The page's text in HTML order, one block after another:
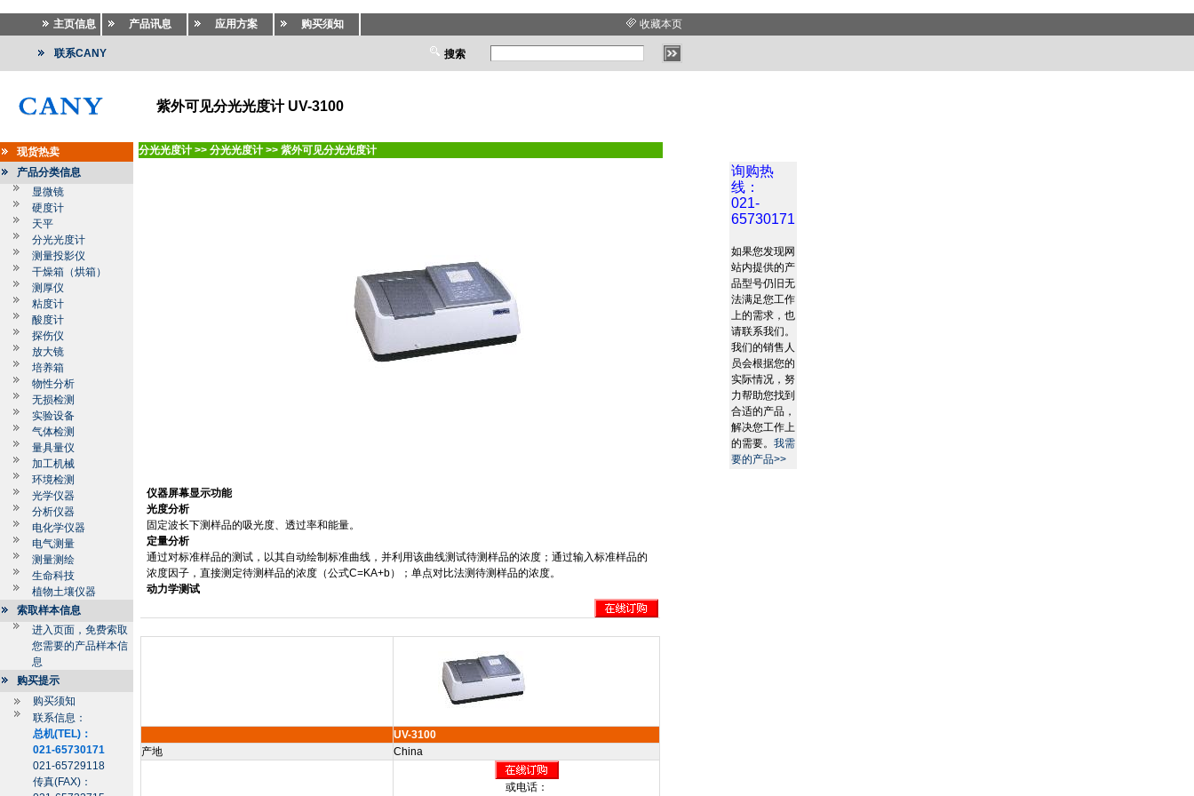
主页信息 产品讯息 应用方案 购买须知 收藏本页
联系CANY 搜索
紫外可见分光光度计 UV-3100
现货热卖
产品分类信息
显微镜
硬度计
天平
分光光度计
测量投影仪
干燥箱（烘箱）
测厚仪
粘度计
酸度计
探伤仪
放大镜
培养箱
物性分析
无损检测
实验设备
气体检测
量具量仪
加工机械
环境检测
光学仪器
分析仪器
电化学仪器
电气测量
测量测绘
生命科技
植物土壤仪器
索取样本信息
进入页面，免费索取
您需要的产品样本信
息
购买提示
购买须知
联系信息：
总机(TEL)：
021-65730171
021-65729118
传真(FAX)：
分光光度计 >> 分光光度计 >> 紫外可见分光光度计
询购热
线：
021-
65730171
如果您发现网
站内提供的产
品型号仍旧无
法满足您工作
上的需求，也
请联系我们。
我们的销售人
员会根据您的
实际情况，努
力帮助您找到
合适的产品，
解决您工作上
的需要。 我需
要的产品>>
仪器屏幕显示功能
光度分析
固定波长下测样品的吸光度、透过率和能量。
定量分析
通过对标准样品的测试，以其自动绘制标准曲线，并利用该曲线测试待测样品的浓度；通过输入标准样品的
浓度因子，直接测定待测样品的浓度（公式C=KA+b）；单点对比法测待测样品的浓度。
动力学测试
UV-3100
产地
China
或电话：